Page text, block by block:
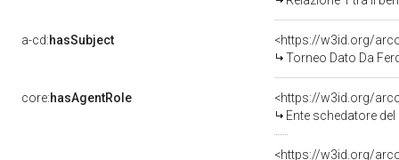
a-cd:hasSubject
<https://w3id.org/
Torneo Dato Da
core:hasAgentRole
<https://w3id.org/
Ente schedatore del
<https://w3id.org/